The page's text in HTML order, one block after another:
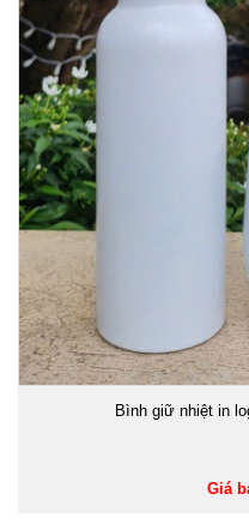
Bình giữ nhiệt in
Giá